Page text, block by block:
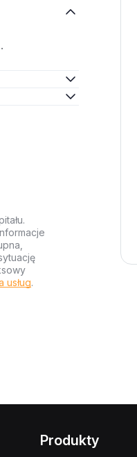
usług.
Produkty